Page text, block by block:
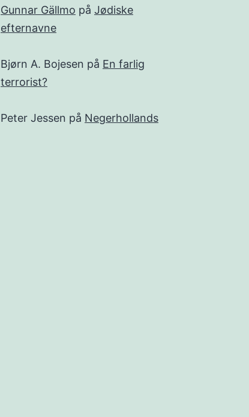
Gunnar Gällmo på Jødiske
efternavne
Bjørn A. Bojesen på En farlig
terrorist?
Peter Jessen på Negerhollands